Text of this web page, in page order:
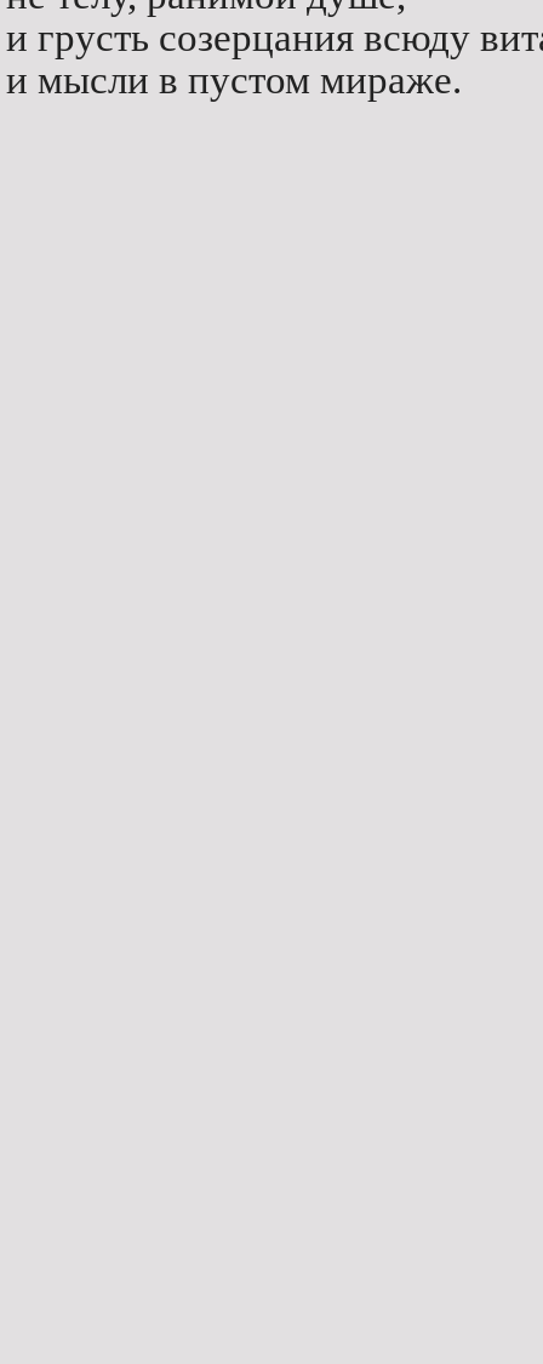
и грусть созерцания всюду
и мысли в пустом мираже.